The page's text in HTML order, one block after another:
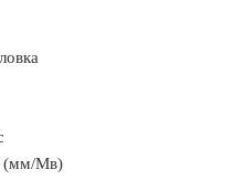
(мм/Мв)